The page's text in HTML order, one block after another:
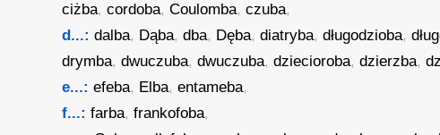
ciżba,cordoba,Coulomba,czuba,
d...: dalba, Dąba,dba, Dęba,diatryba,długodzioba,
drymba,dwuczuba,dwuczuba,dziecioroba,dzierzba,
e...: efeba, Elba,entameba,
f...: farba,frankofoba,